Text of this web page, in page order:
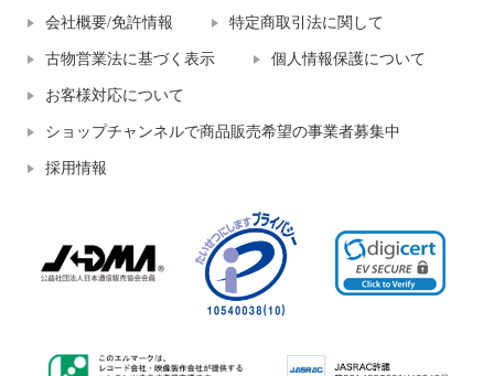
会社概要/免許情報 特定商取引法に関して
古物営業法に基づく表示 個人情報保護について
お客様対応について
ショップチャンネルで商品販売希望の事業者募集中
採用情報